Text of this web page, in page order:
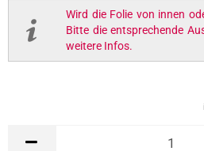
Wird die Folie von innen
Bitte die entsprechende
weitere Infos.